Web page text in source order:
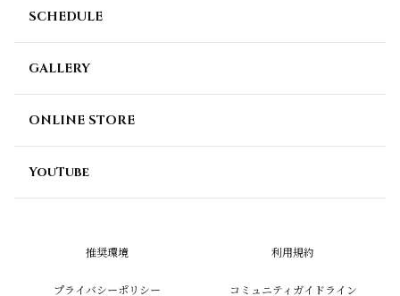
SCHEDULE
GALLERY
ONLINE STORE
YouTube
推奨環境 利用規約
プライバシーポリシー コミュニティガイドライン